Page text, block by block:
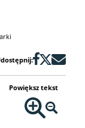
Powiększ tekst